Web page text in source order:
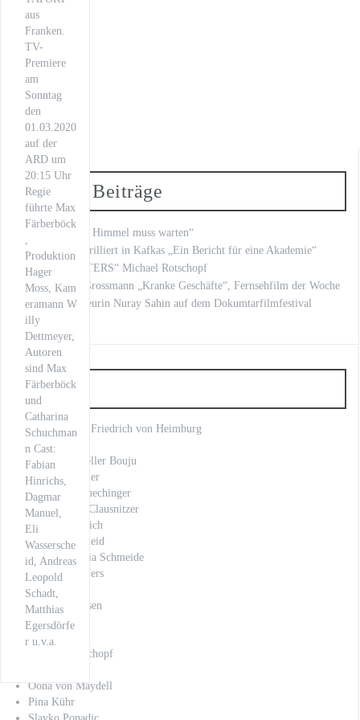
aus
Franken.
TV-
Premiere
am
Sonntag
den
01.03.2020
auf der
ARD um
20:15 Uhr
Regie
führte Max
Färberböck
,
Produktion
Hager
Moss, Kam
eramann W
illy
Dettmeyer,
Autoren
sind Max
Färberböck
und
Catharina
Schuchman
n Cast:
Fabian
Hinrichs,
Dagmar
Manuel,
Eli
Wassersche
id, Andreas
Leopold
Schadt,
Matthias
Egersdörfe
r u.v.a.
Neueste Beiträge
„Fritzie – Der Himmel muss warten“
Kilian Land brilliert in Kafkas „Ein Bericht für eine Akademie“
„LOVE LETTERS“ Michael Rotschopf
mit Stephan Grossmann „Kranke Geschäfte“, Fernsehfilm der Woche
unsere Regisseurin Nuray Sahin auf dem Dokumtarfilmfestival
Artist
Anno Kaspar Friedrich von Heimburg
Axel Prahl
Bettina Schoeller Bouju
Charlotte Puder
Christoph Schechinger
Claus-Dieter Clausnitzer
Daniel Friedrich
Eli Wasserscheid
Gabriela Maria Schmeide
Jan Josef Liefers
Joachim Król
Justus Johanssen
Kilian Land
Lieke Hoppe
Michael Rotschopf
Oona von Maydell
Pina Kühr